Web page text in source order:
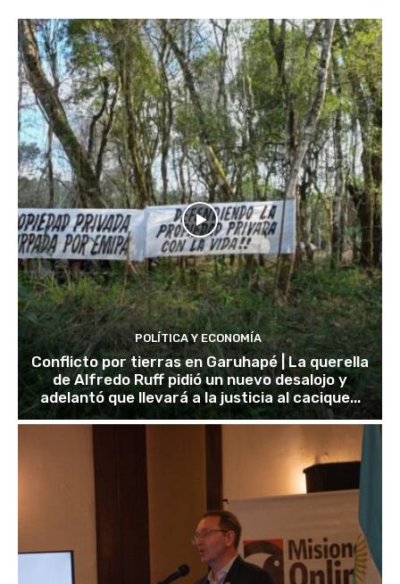
POLÍTICA Y ECONOMÍA
Conflicto por tierras en Garuhapé | La querella
de Alfredo Ruff pidió un nuevo desalojo y
adelantó que llevará a la justicia al cacique...